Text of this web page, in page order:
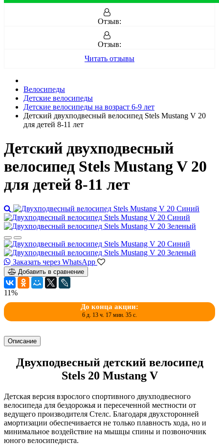
Отзыв:
Отзыв:
Читать отзывы
Велосипеды
Детские велосипеды
Детские велосипеды на возраст 6-9 лет
Детский двухподвесный велосипед Stels Mustang V 20
для детей 8-11 лет
Детский двухподвесный
велосипед Stels Mustang V 20
для детей 8-11 лет
Заказать через WhatsApp
Добавить в сравнение
11%
До конца акции:
6 д. 13 ч. 17 мин. 34 с.
Описание
Двухподвесный детский велосипед
Stels 20 Mustang V
Детская версия взрослого спортивного двухподвесного
велосипеда для бездорожья и пересеченной местности от
ведущего производителя Стелс. Благодаря двухсторонней
амортизации обеспечивается не только плавность хода, но и
минимальное воздействие на мышцы спины и позвоночник
юного велосипедиста.